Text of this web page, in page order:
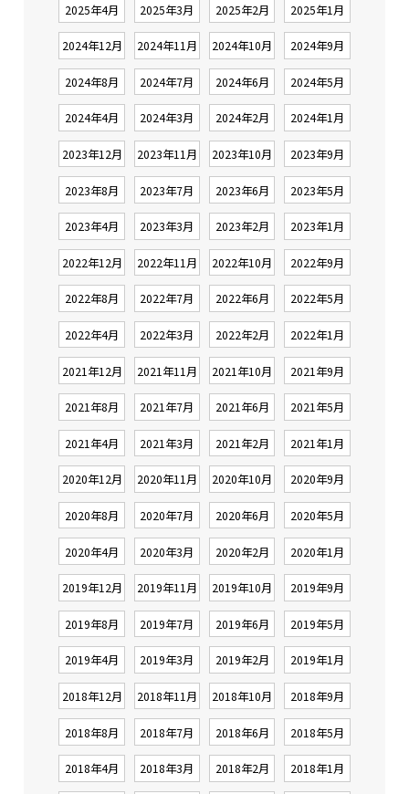
2025年4月 2025年3月 2025年2月 2025年1月
2024年12月 2024年11月 2024年10月 2024年9月
2024年8月 2024年7月 2024年6月 2024年5月
2024年4月 2024年3月 2024年2月 2024年1月
2023年12月 2023年11月 2023年10月 2023年9月
2023年8月 2023年7月 2023年6月 2023年5月
2023年4月 2023年3月 2023年2月 2023年1月
2022年12月 2022年11月 2022年10月 2022年9月
2022年8月 2022年7月 2022年6月 2022年5月
2022年4月 2022年3月 2022年2月 2022年1月
2021年12月 2021年11月 2021年10月 2021年9月
2021年8月 2021年7月 2021年6月 2021年5月
2021年4月 2021年3月 2021年2月 2021年1月
2020年12月 2020年11月 2020年10月 2020年9月
2020年8月 2020年7月 2020年6月 2020年5月
2020年4月 2020年3月 2020年2月 2020年1月
2019年12月 2019年11月 2019年10月 2019年9月
2019年8月 2019年7月 2019年6月 2019年5月
2019年4月 2019年3月 2019年2月 2019年1月
2018年12月 2018年11月 2018年10月 2018年9月
2018年8月 2018年7月 2018年6月 2018年5月
2018年4月 2018年3月 2018年2月 2018年1月